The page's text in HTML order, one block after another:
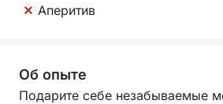
Аперитив
Об опыте
Подарите себе незабываемые